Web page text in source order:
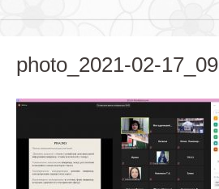
photo_2021-02-